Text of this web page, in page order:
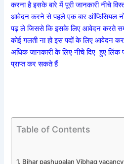
करना है इसके बारे में पूरी जानकारी नीचे
आवेदन करने से पहले एक बार ऑफिसियल
पढ़ ले जिससे कि इसके लिए आवेदन करते
कोई गलती ना हो इस पदों के लिए आवेदन
अधिक जानकारी के लिए नीचे दिए हुए
प्राप्त कर सकते हैं
Table of Contents
Bihar pashupalan Vibhag